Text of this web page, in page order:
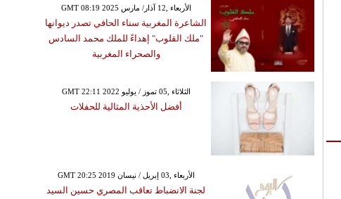
GMT 08:19 2025 الأربعاء ,12 آذار/ مارس
الشاعرة المغربية سناء الحافي تصدر ديوانها
"ملك القلوب" إهداءً للملك محمد السادس
والصحراء المغربية
GMT 22:11 2022 الثلاثاء ,05 تموز / يوليو
أفضل الأحذية المثالية للحفلات
GMT 20:25 2019 الأربعاء ,03 إبريل / نيسان
لجنة الانضباط تعاقب المصري حسين السيد